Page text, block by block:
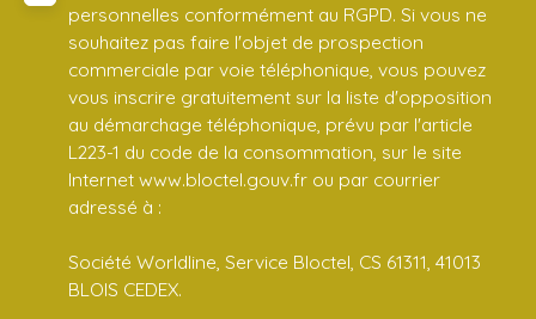
personnelles conformément au RGPD. Si vous ne
souhaitez pas faire l'objet de prospection
commerciale par voie téléphonique, vous pouvez
vous inscrire gratuitement sur la liste d'opposition
au démarchage téléphonique, prévu par l'article
L223-1 du code de la consommation, sur le site
Internet www.bloctel.gouv.fr ou par courrier
adressé à :
Société Worldline, Service Bloctel, CS 61311, 41013
BLOIS CEDEX.